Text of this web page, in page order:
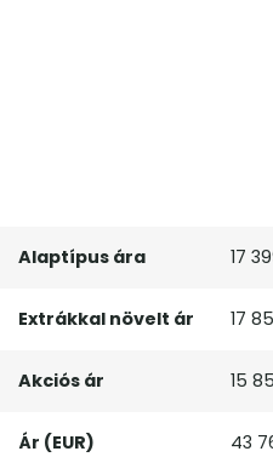
Alaptípus ára 17
Extrákkal növelt ár 17
Akciós ár 15
Ár (EUR) 43